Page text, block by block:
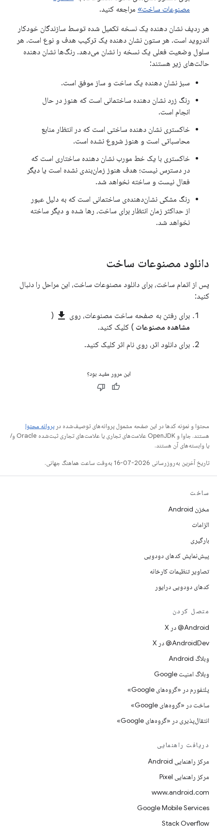
مصنوعات ساخت» مراجعه کنید.
هر ردیف نشان دهنده یک نسخه تکمیل شده توسط سازندگان خودکار
اندروید است. هر ستون نشان دهنده یک ترکیب هدف و نوع است. هر
سلول وضعیت فعلی یک نسخه را نشان می‌دهد. رنگ‌ها نشان دهنده
حالت‌های زیر هستند:
سبز نشان دهنده یک ساخت و ساز موفق است.
رنگ زرد نشان دهنده ساختمانی است که هنوز در حال
انجام است.
خاکستری نشان دهنده ساختی است که در انتظار منابع
محاسباتی است و هنوز شروع نشده است.
خاکستری با یک خط مورب نشان دهنده ساختاری است که
در دسترس نیست؛ هدف هنوز زمان‌بندی نشده است یا دیگر
فعال نیست و ساخته نخواهد شد.
رنگ مشکی نشان‌دهنده‌ی ساختمانی است که به دلیل عبور
از حداکثر زمان انتظار برای ساخت، رها شده و دیگر ساخته
نخواهد شد.
دانلود مصنوعات ساخت
پس از اتمام ساخت، برای دانلود مصنوعات ساخت، این مراحل را دنبال
کنید:
برای رفتن به صفحه ساخت مصنوعات، روی get_app
(
مشاهده مصنوعات ) کلیک کنید.
برای دانلود اثر، روی نام اثر کلیک کنید.
این مرور مفید بود؟
محتوا و نمونه کدها در این صفحه مشمول پروانه‌های توصیف‌شده در پروانه محتوا
هستند. جاوا و OpenJDK علامت‌های تجاری یا علامت‌های تجاری ثبت‌شده Oracle و/
یا وابسته‌های آن هستند.
تاریخ آخرین به‌روزرسانی 2026-07-16 به‌وقت ساعت هماهنگ جهانی.
ساخت
مخزن Android
الزامات
بارگیری
پیش‌نمایش کدهای دودویی
تصاویر تنظیمات کارخانه
کدهای دودویی درایور
متصل کردن
‫‎@Android در X
‫‎@AndroidDev در X
وبلاگ Android
وبلاگ امنیت Google
پلتفورم در «گروه‌های Google»
ساخت در «گروه‌های Google»
انتقال‌پذیری در «گروه‌های Google»
دریافت راهنمایی
مرکز راهنمایی Android
مرکز راهنمایی Pixel
www.android.com
Google Mobile Services
Stack Overflow